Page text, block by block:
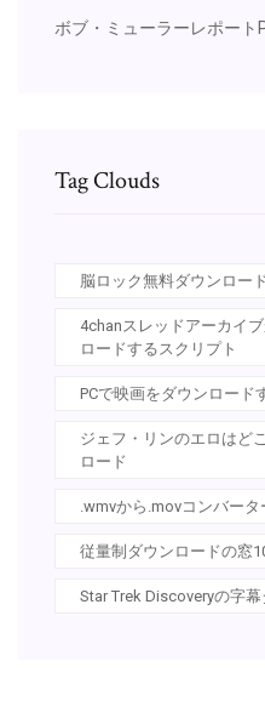
ボブ・ミューラーレポート
Tag Clouds
脳ロック無料ダウンロー
4chanスレッドアーカイ
ロードするスクリプト
PCで映画をダウンロード
ジェフ・リンのエロはど
ロード
.wmvから.movコンバー
従量制ダウンロードの窓
Star Trek Discoveryの字